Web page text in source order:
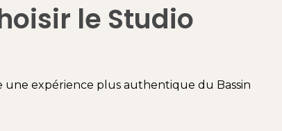
le Studio
une expérience plus authentique du Bassin